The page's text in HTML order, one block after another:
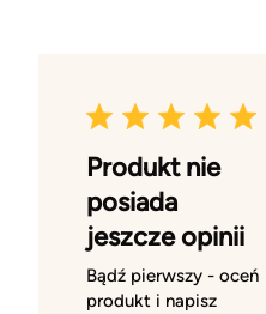
Produkt nie
posiada
jeszcze opinii
Bądź pierwszy - oceń
produkt i napisz